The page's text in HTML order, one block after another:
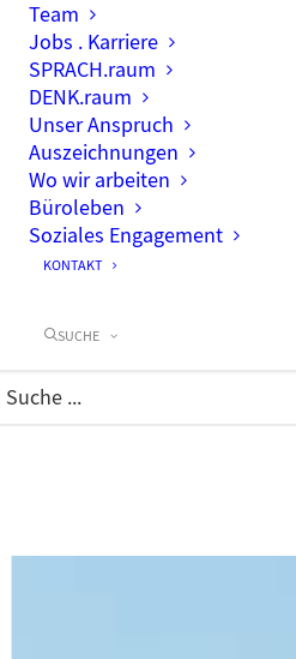
Team
Jobs . Karriere
SPRACH.raum
DENK.raum
Unser Anspruch
Auszeichnungen
Wo wir arbeiten
Büroleben
Soziales Engagement
KONTAKT
SUCHE